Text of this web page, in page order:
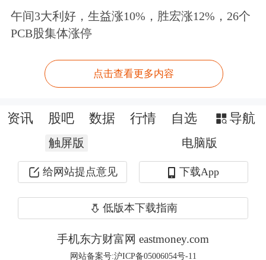
不会从里面撤出来的，所以会表现在反
其中北向资金今天又扮演“鲶鱼效应”的
大的。今天北向资金最后流入是12.6
亿，为什么水皮说“最后”？因为今天北
向资金的确是扮演了一个进出短线主导
者的角色：上午的时候，基本上还是流
的，一共流入将近20亿左右。而
午间3大利好，生益涨10%，胜宏涨12%，26个
PCB股集体涨停
点击查看更多内容
资讯 股吧 数据 行情 自选 导航
触屏版 电脑版
给网站提点意见 下载App
低版本下载指南
手机东方财富网 eastmoney.com
网站备案号:沪ICP备05006054号-11